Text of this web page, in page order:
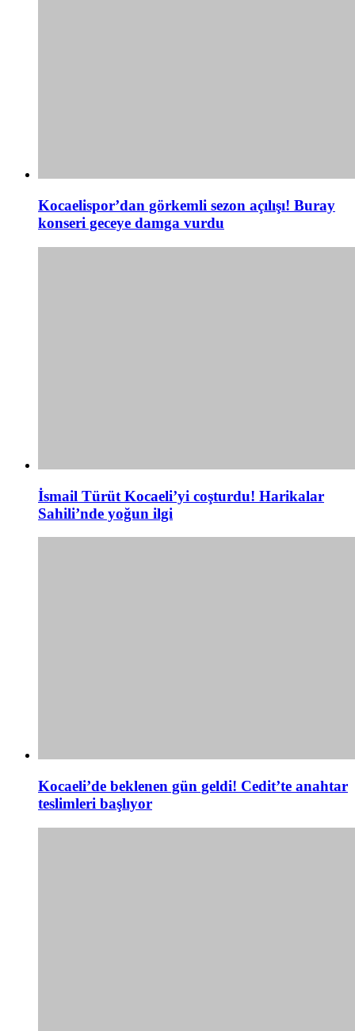
Kocaelispor’dan görkemli sezon açılışı! Buray
konseri geceye damga vurdu
İsmail Türüt Kocaeli’yi coşturdu! Harikalar
Sahili’nde yoğun ilgi
Kocaeli’de beklenen gün geldi! Cedit’te anahtar
teslimleri başlıyor